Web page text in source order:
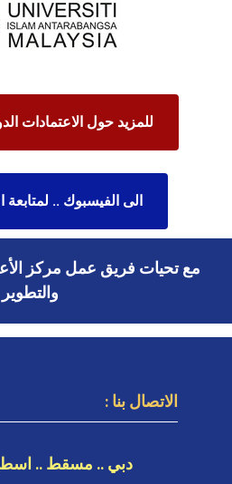
للمزيد حول الاعتمادات
الى الفيسبوك .. لمتابعة
مع تحيات فريق عمل مركز
والتطوير
الاتصال بنا :
دبي .. مسقط ..